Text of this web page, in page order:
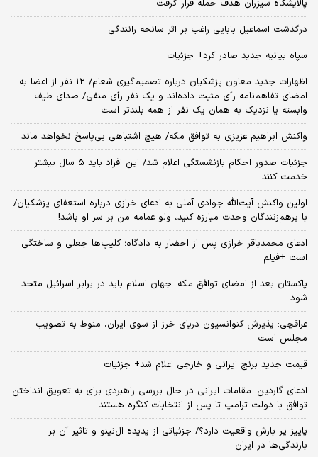
پالایشگاه سیزران هدف حمله قرار گرفت
درگذشت اسماعیل بابایی راغب بر اثر سانحه رانندگی
سپاه بیانیه جدید صادر کرد+ جزئیات
اظهارات جدید معاون پزشکیان درباره تصمیم‌گیری شعام/ ۱۲ نفر از اعضا به
امضای تفاهم‌نامه رأی مثبت داده‌اند و یک نفر رأی منفی/ صدای طیف
وابسته یا نزدیک به همان یک نفر از همه بلندتر است
واکنش ابراهیم عزیزی به توافق مکه/ هیچ اشتباهی بی‌پاسخ نخواهد ماند
جزئیات صدور احکام بازنشستگی اعلام شد/ این افراد باید ۵ سال بیشتر
خدمت کنند
اولین واکنش آیت‌الله جوادی آملی به ادعای خرازی درباره استعفای پزشکیان/
با برهم‌زنندگان وحدت مبارزه کنید، ولو عمامه من بر سر او باشد!
ادعای محمدباقر خرازی پس از احضار به دادگاه؛ کلیپ‌ها جعلی و ساختگی
است +فیلم
پاکستان بعد از امضای توافق مکه: جهان اسلام باید در برابر اسرائیل متحد
شود
عراقچی: پذیرش کنوانسیون دریای خرز از سوی ایران، منوط به تصویب
مجلس است
قیمت جدید برنج ایرانی و خارجی اعلام شد+ جزئیات
ادعای گاردین: مقامات ایرانی در حال بررسی راهبردی برای به تعویق انداختن
توافق با دولت ترامپ تا پس از انتخابات کنگره هستند
پاییز پر بارش واقعیت دارد؟/ جزئیاتی از پدیده ال‌نینو و تاثیر آن بر
بارندگی‌ها در ایران